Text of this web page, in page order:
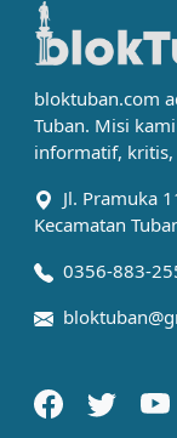
bloktuban.com
Tuban. Misi
informatif, kritis,
Jl. Pramuka
Kecamatan
0356-883-